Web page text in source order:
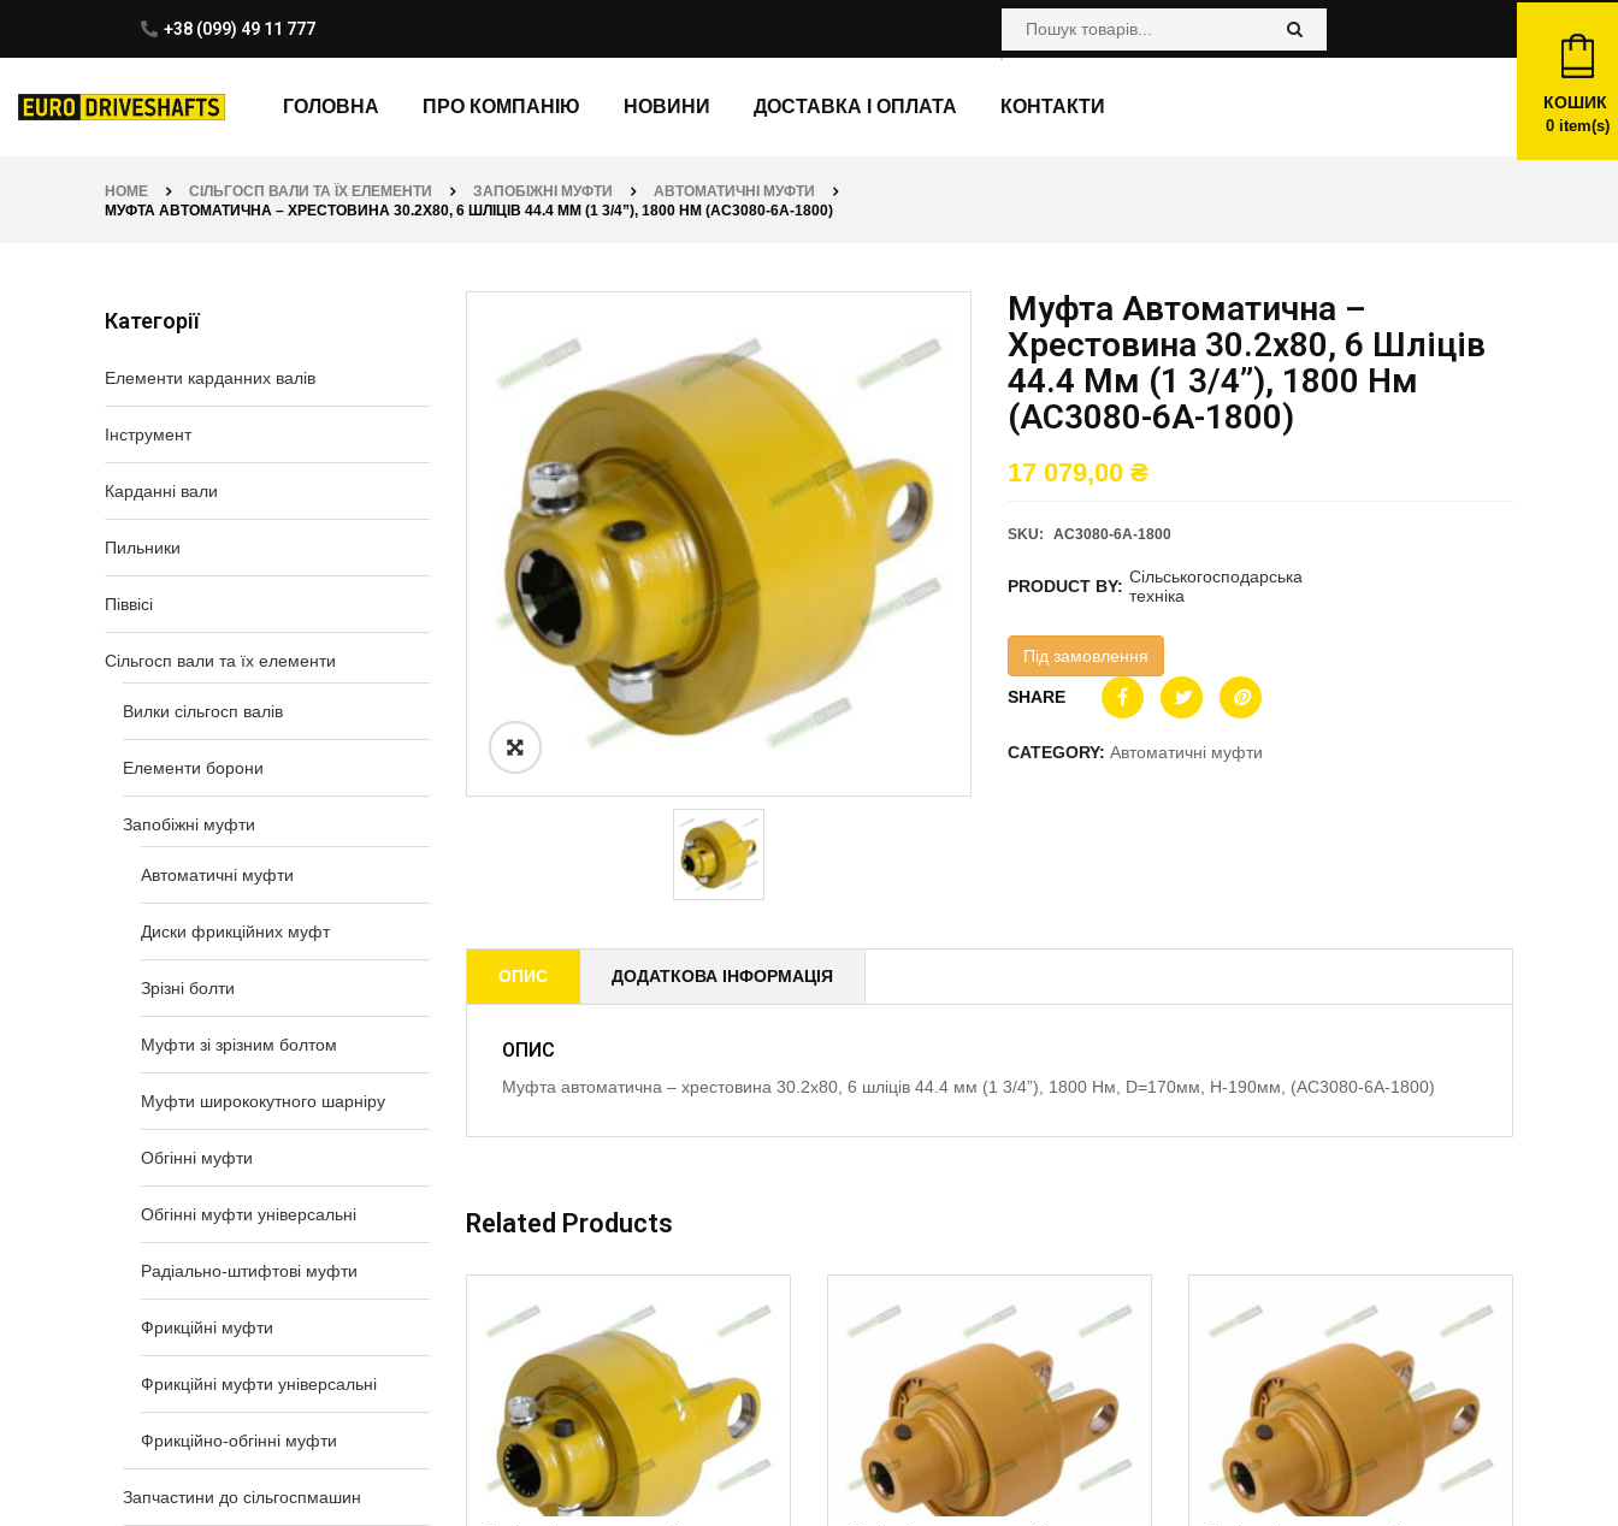
+38 (099) 49 11 777
ГОЛОВНА ПРО КОМПАНІЮ НОВИНИ ДОСТАВКА І ОПЛАТА КОНТАКТИ КОШИК
0item(s)
HOME СІЛЬГОСП ВАЛИ ТА ЇХ ЕЛЕМЕНТИ ЗАПОБІЖНІ МУФТИ
АВТОМАТИЧНІ МУФТИ
МУФТА АВТОМАТИЧНА – ХРЕСТОВИНА 30.2Х80, 6 ШЛІЦІВ 44.4 ММ (1 3/4”), 1800 НМ (AC3080-6A-1800)
Категорії
Елементи карданних валів
Інструмент
Карданні вали
Пильники
Піввісі
Сільгосп вали та їх елементи
Вилки сільгосп валів
Елементи борони
Запобіжні муфти
Автоматичні муфти
Диски фрикційних муфт
Зрізні болти
Муфти зі зрізним болтом
Муфти ширококутного шарніру
Обгінні муфти
Обгінні муфти універсальні
Радіально-штифтові муфти
Фрикційні муфти
Фрикційні муфти універсальні
Фрикційно-обгінні муфти
Запчастини до сільгоспмашин
Муфта Автоматична –
Хрестовина 30.2х80, 6 Шліців
44.4 Мм (1 3/4”), 1800 Нм
(AC3080-6A-1800)
17 079,00 ₴
SKU: AC3080-6A-1800
PRODUCT BY: Сільськогосподарська
техніка
Під замовлення
SHARE
CATEGORY: Автоматичні муфти
ОПИС ДОДАТКОВА ІНФОРМАЦІЯ
ОПИС
Муфта автоматична – хрестовина 30.2х80, 6 шліців 44.4 мм (1 3/4”), 1800 Нм, D=170мм, H-190мм, (AC3080-6A-1800)
Related Products